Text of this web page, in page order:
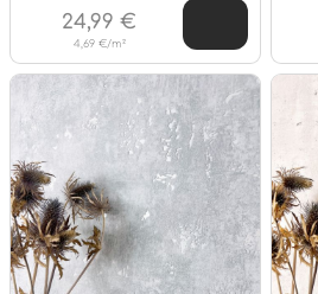
4,69 €/m²
24,99 €